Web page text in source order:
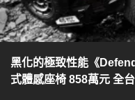
黑化的極致性能《
式體感座椅 858萬元 全